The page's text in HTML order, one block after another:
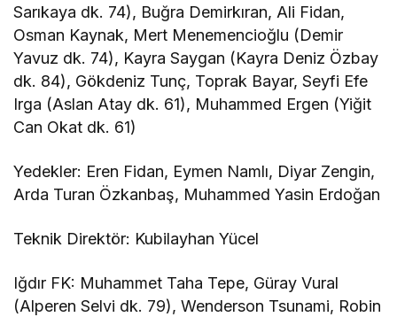
Sarıkaya dk. 74), Buğra Demirkıran, Ali Fidan,
Osman Kaynak, Mert Menemencioğlu (Demir
Yavuz dk. 74), Kayra Saygan (Kayra Deniz Özbay
dk. 84), Gökdeniz Tunç, Toprak Bayar, Seyfi Efe
Irga (Aslan Atay dk. 61), Muhammed Ergen (Yiğit
Can Okat dk. 61)
Yedekler: Eren Fidan, Eymen Namlı, Diyar Zengin,
Arda Turan Özkanbaş, Muhammed Yasin Erdoğan
Teknik Direktör: Kubilayhan Yücel
Iğdır FK: Muhammet Taha Tepe, Güray Vural
(Alperen Selvi dk. 79), Wenderson Tsunami, Robin